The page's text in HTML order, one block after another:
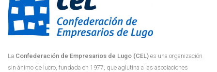
La Confederación de Empresarios de Lugo (CEL) es una organización
sin ánimo de lucro, fundada en 1977, que aglutina a las asociaciones